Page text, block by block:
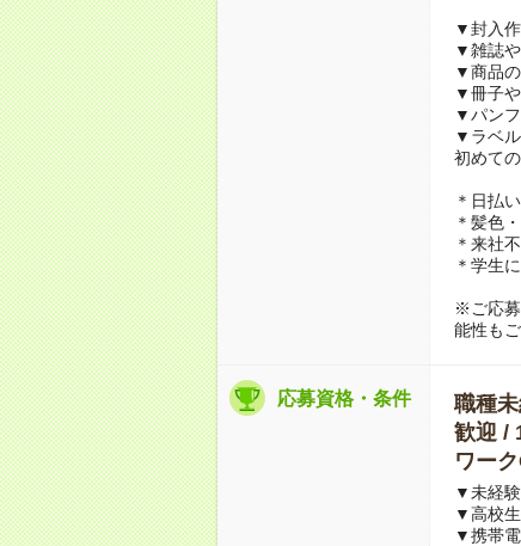
▼封入
▼雑誌
▼商品
▼冊子
▼パン
▼ラベ
初めて
＊日払
＊髪色
＊来社
＊学生
※ご応募
能性も
応募資格・条件
職種
歓迎 /
ワー
▼未経
▼高校
▼携帯電